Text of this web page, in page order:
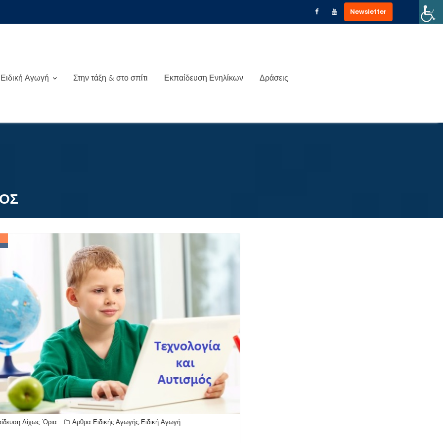
Newsletter
Ειδική Αγωγή Στην τάξη & στο σπίτι Εκπαίδευση Ενηλίκων Δράσεις
Δίχως 'Ορια Αρθρα Ειδικής Αγωγής, Ειδική Αγωγή